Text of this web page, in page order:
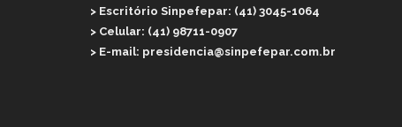
> Escritório Sinpefepar: (41) 3045-1064
> Celular: (41) 98711-0907
> E-mail: presidencia@sinpefepar.com.br